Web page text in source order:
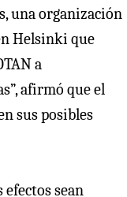
una organización
Helsinki que
a
afirmó que el
sus posibles
efectos sean